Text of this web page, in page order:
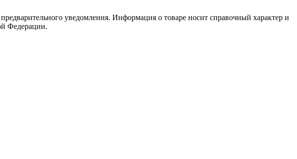
уведомления. Информация о товаре носит справочный характер и
Федерации.